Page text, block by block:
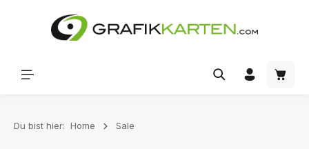
Zum Hauptinhalt springen
Du bist hier: Home Sale